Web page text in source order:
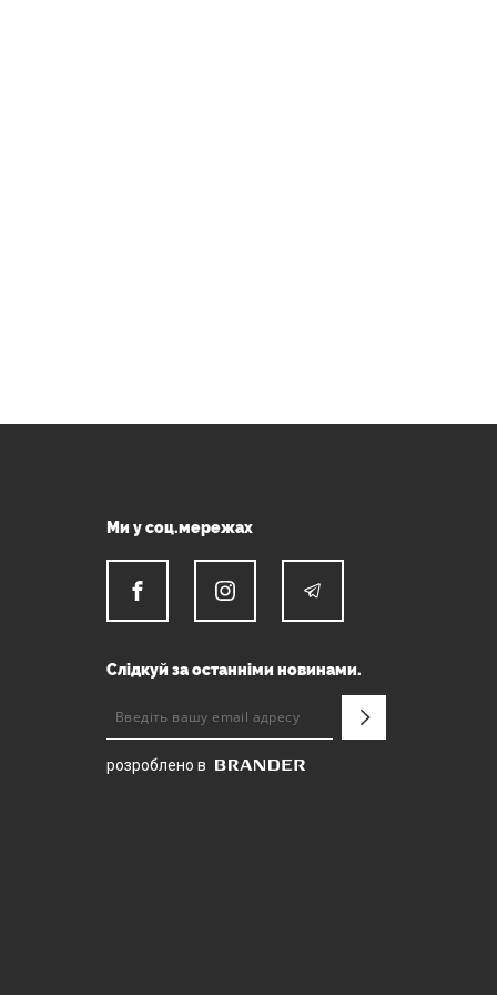
Ми у соц.мережах
Слідкуй за останніми новинами.
розроблено в